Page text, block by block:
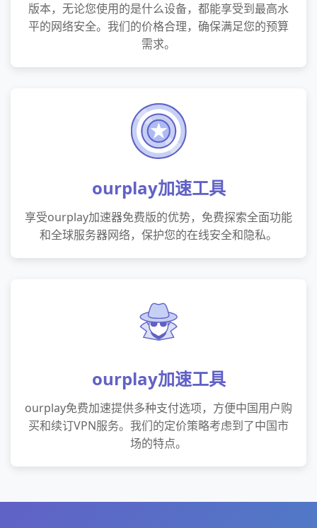
版本，无论您使用的是什么设备，都能享受到最高水
平的网络安全。我们的价格合理，确保满足您的预算
需求。
ourplay加速工具
享受ourplay加速器免费版的优势，免费探索全面功能
和全球服务器网络，保护您的在线安全和隐私。
ourplay加速工具
ourplay免费加速提供多种支付选项，方便中国用户购
买和续订VPN服务。我们的定价策略考虑到了中国市
场的特点。